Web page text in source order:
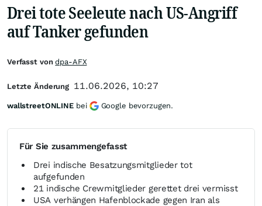
Drei tote Seeleute nach US-Angriff
auf Tanker gefunden
Für Sie zusammengefasst
Drei indische Besatzungsmitglieder tot
aufgefunden
21 indische Crewmitglieder gerettet drei vermisst
USA verhängen Hafenblockade gegen Iran als
Verfasst vondpa-AFX
Letzte Änderung 11.06.2026, 10:27
wallstreetONLINE bei Google bevorzugen.